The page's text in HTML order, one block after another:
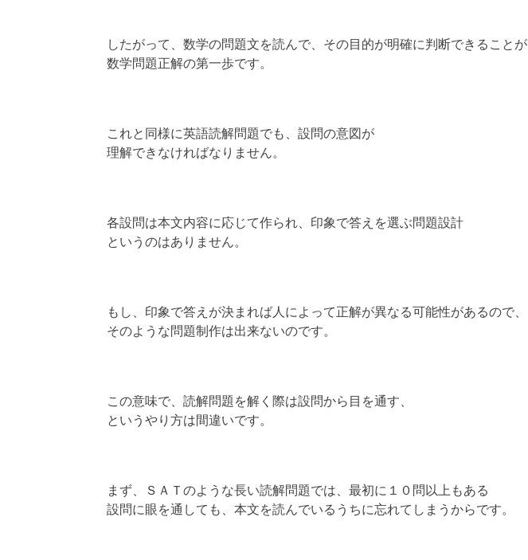
したがって、数学の問題文を読んで、その目的が明確に判断できることが
数学問題正解の第一歩です。
これと同様に英語読解問題でも、設問の意図が
理解できなければなりません。
各設問は本文内容に応じて作られ、印象で答えを選ぶ問題設計
というのはありません。
もし、印象で答えが決まれば人によって正解が異なる可能性があるので、
そのような問題制作は出来ないのです。
この意味で、読解問題を解く際は設問から目を通す、
というやり方は間違いです。
まず、ＳＡＴのような長い読解問題では、最初に１０問以上もある
設問に眼を通しても、本文を読んでいるうちに忘れてしまうからです。